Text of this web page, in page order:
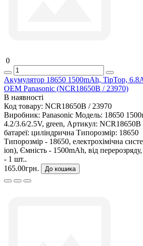
0
Акумулятор 18650 1500mAh, TipTop,
OEM Panasonic (NCR18650B / 23970)
В наявності
Код товару: NCR18650B / 23970
Виробник: Panasonic Модель: 18650
4.2/3.6/2.5V, green, Артикул: NCR18650B
батареї: циліндрична Типорозмір: 18650
Типорозмір - 18650, електрохімічна
ion), Ємність - 1500mAh, від перерозряду,
- 1 шт..
165.00грн.
До кошика